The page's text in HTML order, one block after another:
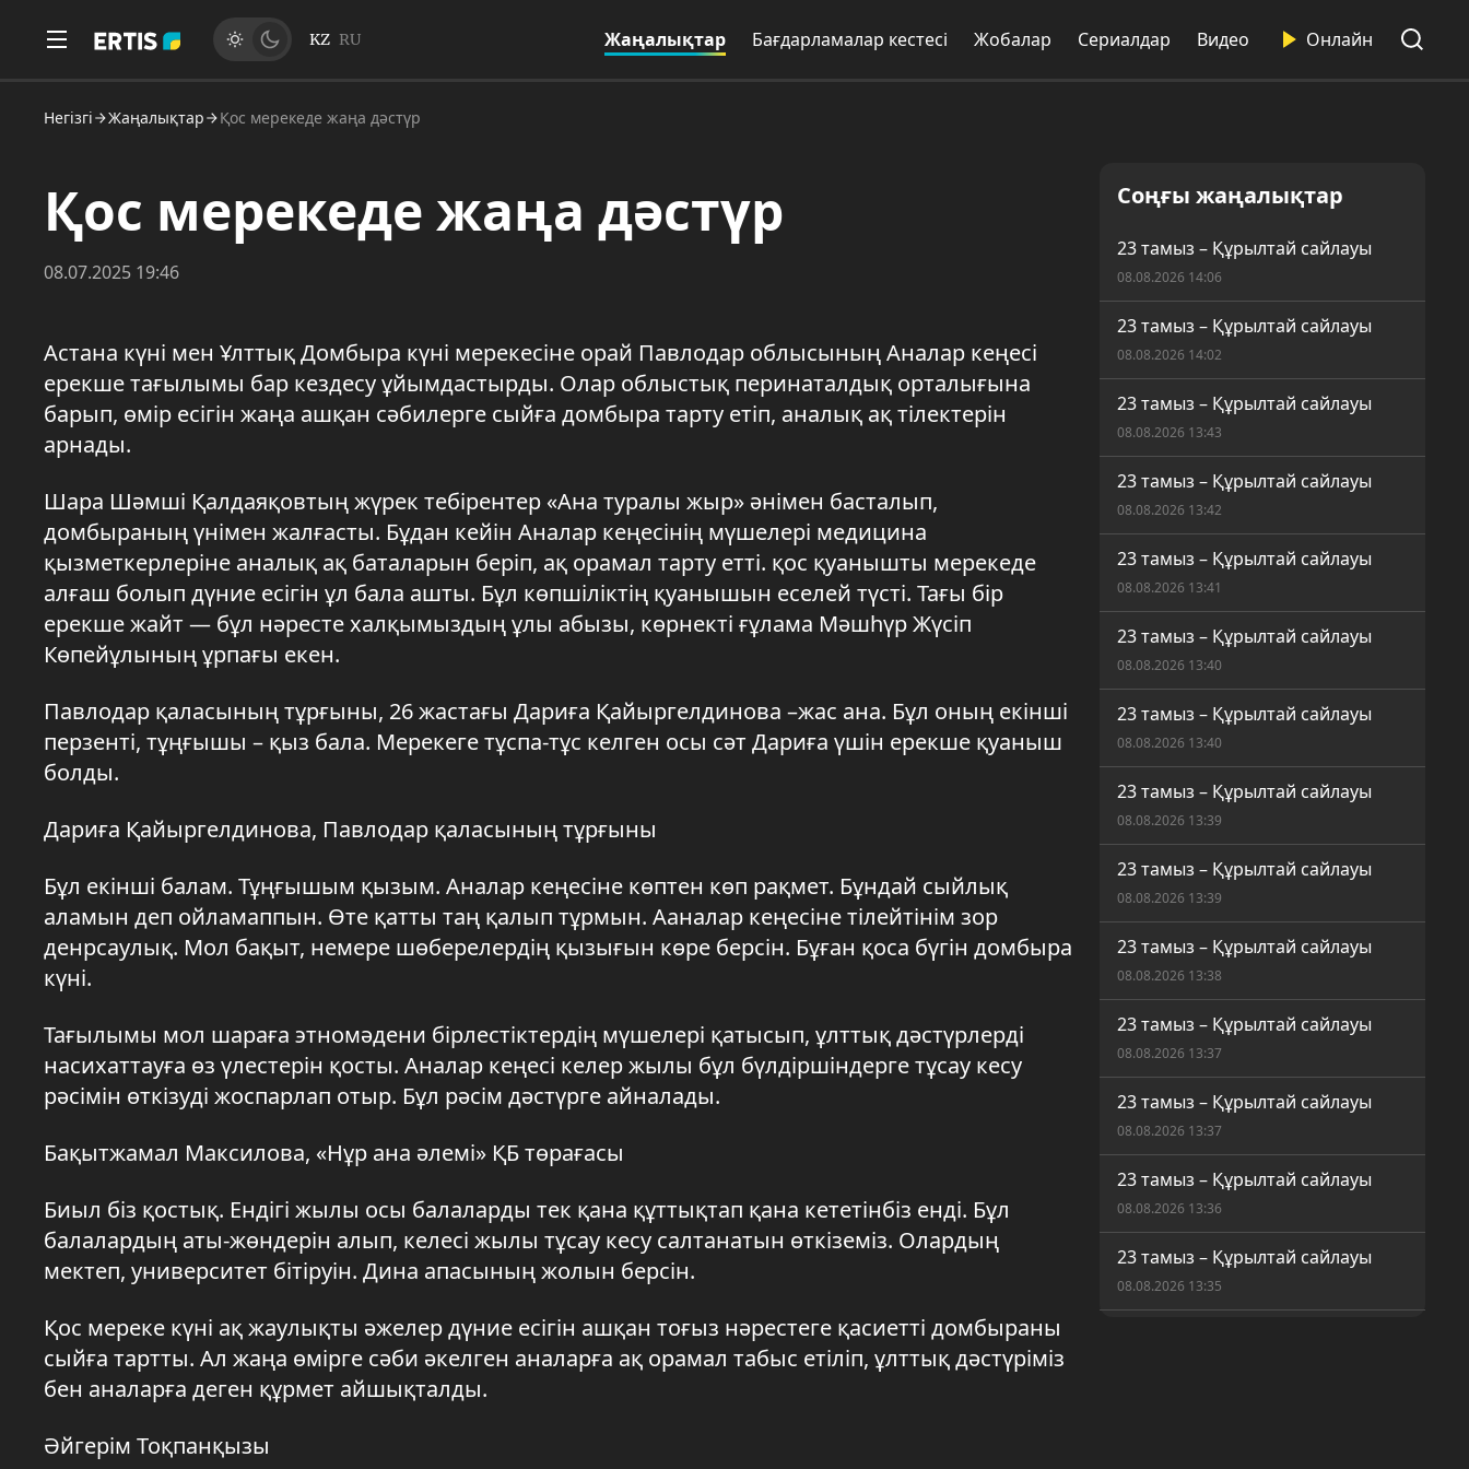
KZ RU Жаңалықтар Бағдарламалар кестесі Жобалар Сериалдар Видео Онлайн
Негізгі Жаңалықтар Қос мерекеде жаңа дәстүр
Қос мерекеде жаңа дәстүр
08.07.2025 19:46
Астана күні мен Ұлттық Домбыра күні мерекесіне орай Павлодар облысының Аналар кеңесі
ерекше тағылымы бар кездесу ұйымдастырды. Олар облыстық перинаталдық орталығына
барып, өмір есігін жаңа ашқан сәбилерге сыйға домбыра тарту етіп, аналық ақ тілектерін
арнады.
Шара Шәмші Қалдаяқовтың жүрек тебірентер «Ана туралы жыр» әнімен басталып,
домбыраның үнімен жалғасты. Бұдан кейін Аналар кеңесінің мүшелері медицина
қызметкерлеріне аналық ақ баталарын беріп, ақ орамал тарту етті. қос қуанышты мерекеде
алғаш болып дүние есігін ұл бала ашты. Бұл көпшіліктің қуанышын еселей түсті. Тағы бір
ерекше жайт — бұл нәресте халқымыздың ұлы абызы, көрнекті ғұлама Мәшһүр Жүсіп
Көпейұлының ұрпағы екен.
Павлодар қаласының тұрғыны, 26 жастағы Дариға Қайыргелдинова –жас ана. Бұл оның екінші
перзенті, тұңғышы – қыз бала. Мерекеге тұспа-тұс келген осы сәт Дариға үшін ерекше қуаныш
болды.
Дариға Қайыргелдинова, Павлодар қаласының тұрғыны
Бұл екінші балам. Тұңғышым қызым. Аналар кеңесіне көптен көп рақмет. Бұндай сыйлық
аламын деп ойламаппын. Өте қатты таң қалып тұрмын. Ааналар кеңесіне тілейтінім зор
денрсаулық. Мол бақыт, немере шөберелердің қызығын көре берсін. Бұған қоса бүгін домбыра
күні.
Тағылымы мол шараға этномәдени бірлестіктердің мүшелері қатысып, ұлттық дәстүрлерді
насихаттауға өз үлестерін қосты. Аналар кеңесі келер жылы бұл бүлдіршіндерге тұсау кесу
рәсімін өткізуді жоспарлап отыр. Бұл рәсім дәстүрге айналады.
Бақытжамал Максилова, «Нұр ана әлемі» ҚБ төрағасы
Биыл біз қостық. Ендігі жылы осы балаларды тек қана құттықтап қана кететінбіз енді. Бұл
балалардың аты-жөндерін алып, келесі жылы тұсау кесу салтанатын өткіземіз. Олардың
мектеп, университет бітіруін. Дина апасының жолын берсін.
Қос мереке күні ақ жаулықты әжелер дүние есігін ашқан тоғыз нәрестеге қасиетті домбыраны
сыйға тартты. Ал жаңа өмірге сәби әкелген аналарға ақ орамал табыс етіліп, ұлттық дәстүріміз
бен аналарға деген құрмет айшықталды.
Әйгерім Тоқпанқызы
Соңғы жаңалықтар
23 тамыз – Құрылтай сайлауы
08.08.2026 14:06
23 тамыз – Құрылтай сайлауы
08.08.2026 14:02
23 тамыз – Құрылтай сайлауы
08.08.2026 13:43
23 тамыз – Құрылтай сайлауы
08.08.2026 13:42
23 тамыз – Құрылтай сайлауы
08.08.2026 13:41
23 тамыз – Құрылтай сайлауы
08.08.2026 13:40
23 тамыз – Құрылтай сайлауы
08.08.2026 13:40
23 тамыз – Құрылтай сайлауы
08.08.2026 13:39
23 тамыз – Құрылтай сайлауы
08.08.2026 13:39
23 тамыз – Құрылтай сайлауы
08.08.2026 13:38
23 тамыз – Құрылтай сайлауы
08.08.2026 13:37
23 тамыз – Құрылтай сайлауы
08.08.2026 13:37
23 тамыз – Құрылтай сайлауы
08.08.2026 13:36
23 тамыз – Құрылтай сайлауы
08.08.2026 13:35